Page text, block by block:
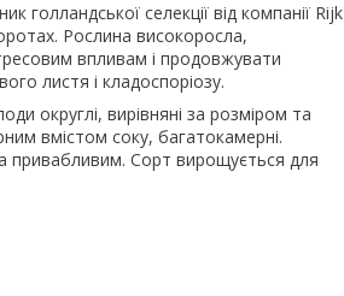
голландської селекції від компанії Rijk
Рослина високоросла,
впливам і продовжувати
листя і кладоспоріозу.
округлі, вирівняні за розміром та
вмістом соку, багатокамерні.
привабливим. Сорт вирощується для